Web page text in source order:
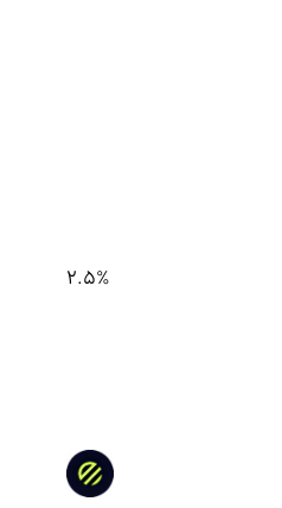
2.5%